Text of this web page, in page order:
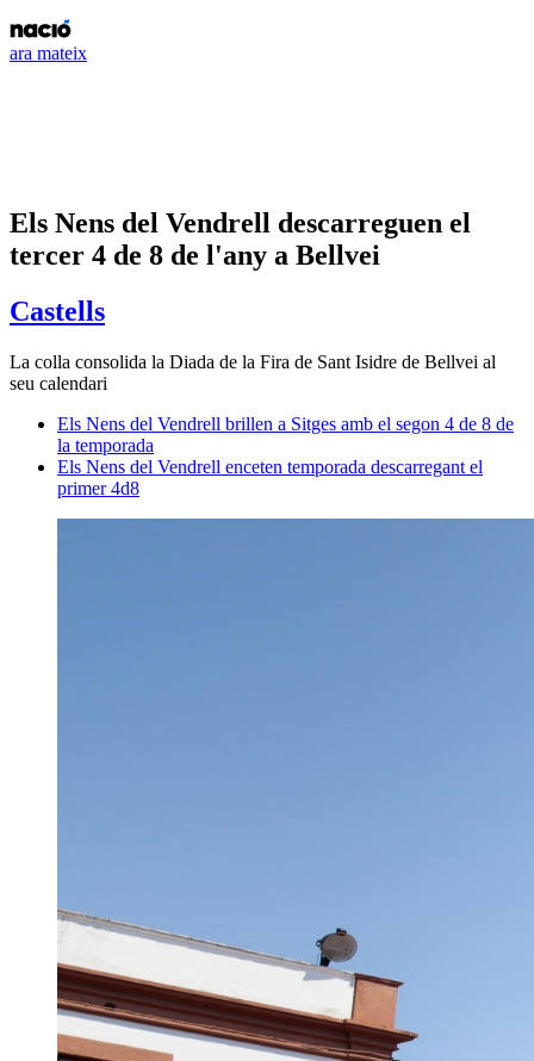
ara mateix
Els Nens del Vendrell descarreguen el
tercer 4 de 8 de l'any a Bellvei
Castells
La colla consolida la Diada de la Fira de Sant Isidre de Bellvei al
seu calendari
Els Nens del Vendrell brillen a Sitges amb el segon 4 de 8 de
la temporada
Els Nens del Vendrell enceten temporada descarregant el
primer 4d8